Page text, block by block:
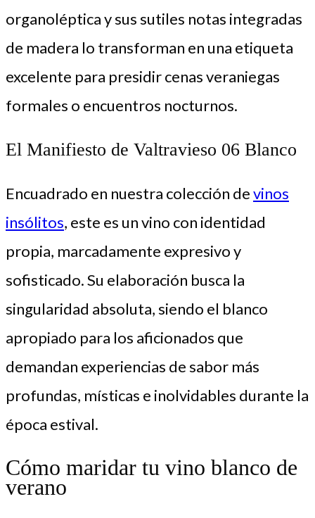
organoléptica y sus sutiles notas integradas
de madera lo transforman en una etiqueta
excelente para presidir cenas veraniegas
formales o encuentros nocturnos.
El Manifiesto de Valtravieso 06 Blanco
Encuadrado en nuestra colección devinos
insólitos, este es un vino con identidad
propia, marcadamente expresivo y
sofisticado. Su elaboración busca la
singularidad absoluta, siendo el blanco
apropiado para los aficionados que
demandan experiencias de sabor más
profundas, místicas e inolvidables durante la
época estival.
Cómo maridar tu vino blanco de
verano